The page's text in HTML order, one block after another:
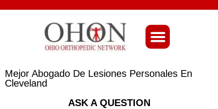
Mejor Abogado De Lesiones Personales En
Cleveland
ASK A QUESTION